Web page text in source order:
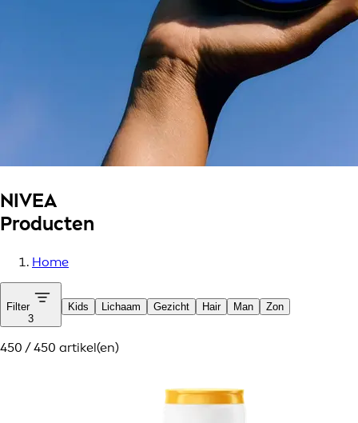
NIVEA
Producten
Home
Filter
3
Kids Lichaam Gezicht Hair Man Zon
450 / 450 artikel(en)